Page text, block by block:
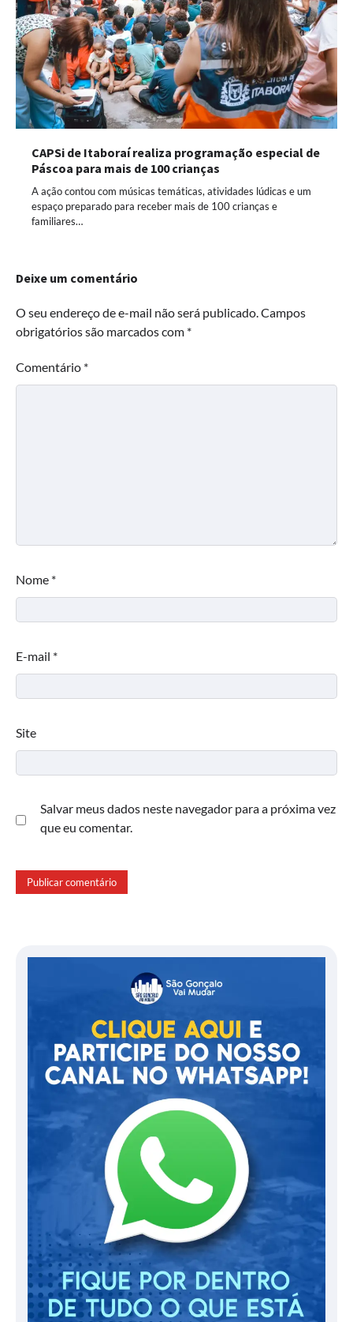
CAPSi de Itaboraí realiza programação especial de
Páscoa para mais de 100 crianças
A ação contou com músicas temáticas, atividades lúdicas e um
espaço preparado para receber mais de 100 crianças e
familiares…
Deixe um comentário
O seu endereço de e-mail não será publicado.Campos
obrigatórios são marcados com *
Comentário *
Nome *
E-mail *
Site
Salvar meus dados neste navegador para a próxima vez
que eu comentar.